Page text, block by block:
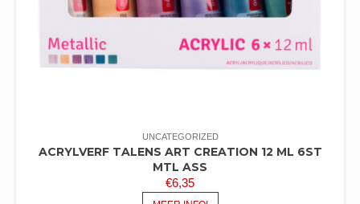
UNCATEGORIZED
ACRYLVERF TALENS ART CREATION 12 ML 6ST
MTL ASS
€6,35